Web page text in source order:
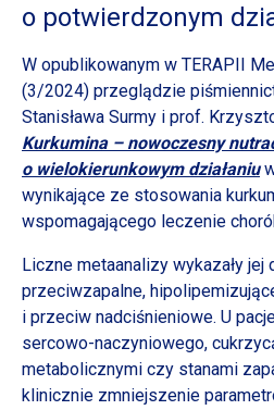
o potwierdzonym
W opublikowanym w TERAPII
(3/2024) przeglądzie
Stanisława Surmy i prof.
Kurkumina – nowoczesny
o wielokierunkowymdziałaniu
wynikające ze stosowania
wspomagającego leczenie
Liczne metaanalizy wykazały jej
przeciwzapalne,
i przeciw nadciśnieniowe. U
sercowo-naczyniowego,
metabolicznymi czy stanami
klinicznie zmniejszenie